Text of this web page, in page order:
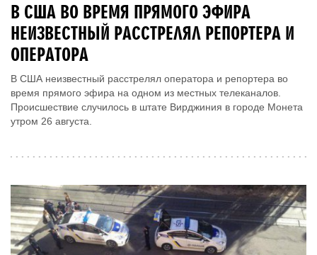
В США ВО ВРЕМЯ ПРЯМОГО ЭФИРА
НЕИЗВЕСТНЫЙ РАССТРЕЛЯЛ РЕПОРТЕРА И
ОПЕРАТОРА
В США неизвестный расстрелял оператора и репортера во
время прямого эфира на одном из местных телеканалов.
Происшествие случилось в штате Вирджиния в городе Монета
утром 26 августа.